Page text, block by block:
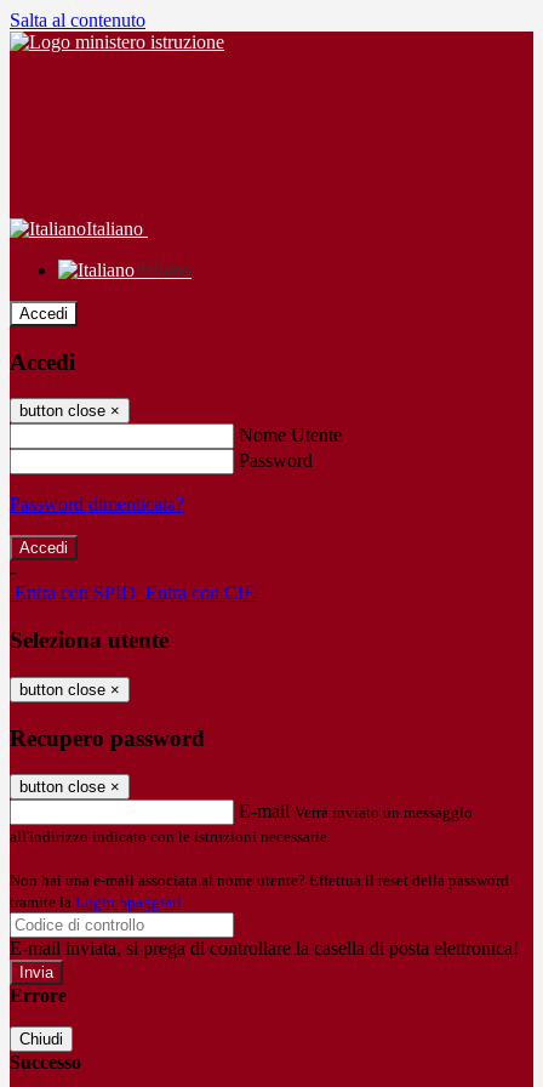
Salta al contenuto
Italiano
Italiano
Accedi
Accedi
button close ×
Nome Utente
Password
Password dimenticata?
-
Entra con SPID Entra con CIE
Seleziona utente
button close ×
Recupero password
button close ×
E-mail Verrà inviato un messaggio
all'indirizzo indicato con le istruzioni necessarie.
Non hai una e-mail associata al nome utente? Effettua il reset della password
tramite la Login Spaggiari
E-mail inviata, si prega di controllare la casella di posta elettronica!
Errore
Chiudi
Successo